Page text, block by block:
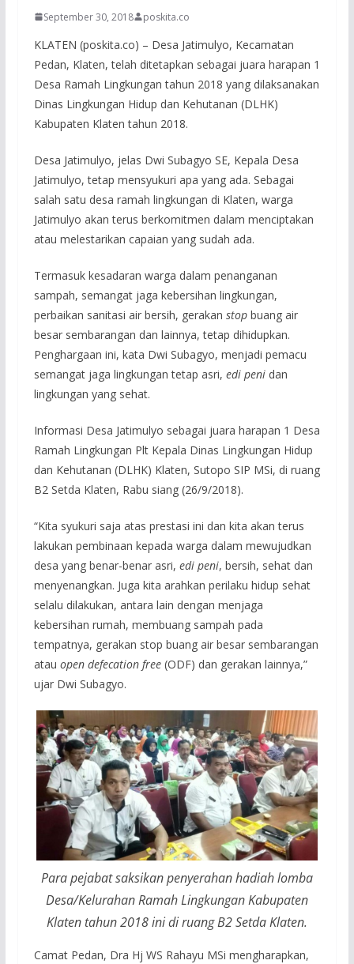
September 30, 2018 poskita.co
KLATEN (poskita.co) – Desa Jatimulyo, Kecamatan
Pedan, Klaten, telah ditetapkan sebagai juara harapan 1
Desa Ramah Lingkungan tahun 2018 yang dilaksanakan
Dinas Lingkungan Hidup dan Kehutanan (DLHK)
Kabupaten Klaten tahun 2018.
Desa Jatimulyo, jelas Dwi Subagyo SE, Kepala Desa
Jatimulyo, tetap mensyukuri apa yang ada. Sebagai
salah satu desa ramah lingkungan di Klaten, warga
Jatimulyo akan terus berkomitmen dalam menciptakan
atau melestarikan capaian yang sudah ada.
Termasuk kesadaran warga dalam penanganan
sampah, semangat jaga kebersihan lingkungan,
perbaikan sanitasi air bersih, gerakan stopbuang air
besar sembarangan dan lainnya, tetap dihidupkan.
Penghargaan ini, kata Dwi Subagyo, menjadi pemacu
semangat jaga lingkungan tetap asri, edi penidan
lingkungan yang sehat.
Informasi Desa Jatimulyo sebagai juara harapan 1 Desa
Ramah Lingkungan Plt Kepala Dinas Lingkungan Hidup
dan Kehutanan (DLHK) Klaten, Sutopo SIP MSi, di ruang
B2 Setda Klaten, Rabu siang (26/9/2018).
“Kita syukuri saja atas prestasi ini dan kita akan terus
lakukan pembinaan kepada warga dalam mewujudkan
desa yang benar-benar asri, edi peni, bersih, sehat dan
menyenangkan. Juga kita arahkan perilaku hidup sehat
selalu dilakukan, antara lain dengan menjaga
kebersihan rumah, membuang sampah pada
tempatnya, gerakan stop buang air besar sembarangan
atau open defecation free(ODF) dan gerakan lainnya,”
ujar Dwi Subagyo.
Para pejabat saksikan penyerahan hadiah lomba
Desa/Kelurahan Ramah Lingkungan Kabupaten
Klaten tahun 2018 ini di ruang B2 Setda Klaten.
Camat Pedan, Dra Hj WS Rahayu MSi mengharapkan,